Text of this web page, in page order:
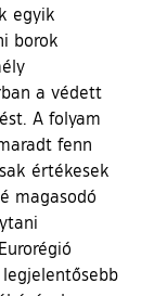
egyik
borok
a védett
A folyam
fenn
értékesek
magasodó